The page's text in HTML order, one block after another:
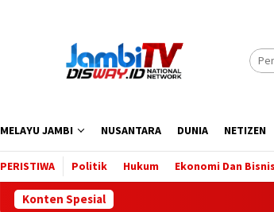
MELAYU JAMBI NUSANTARA DUNIA NETIZEN
PERISTIWA Politik Hukum Ekonomi Dan Bisnis
Konten Spesial